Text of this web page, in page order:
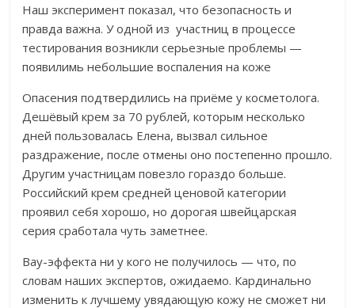
Наш эксперимент показал, что безопасность и
правда важна. У одной из участниц в процессе
тестирования возникли серьезные проблемы —
появилимь небольшие воспаления на коже
Опасения подтвердились на приёме у косметолога.
Дешёвый крем за 70 рублей, которым несколько
дней пользовалась Елена, вызвал сильное
раздражение, после отмены оно постепенно прошло.
Другим участницам повезло гораздо больше.
Российский крем средней ценовой категории
проявил себя хорошо, но дорогая швейцарская
серия сработала чуть заметнее.
Вау-эффекта ни у кого не получилось — что, по
словам наших экспертов, ожидаемо. Кардинально
изменить к лучшему увядающую кожу не сможет ни